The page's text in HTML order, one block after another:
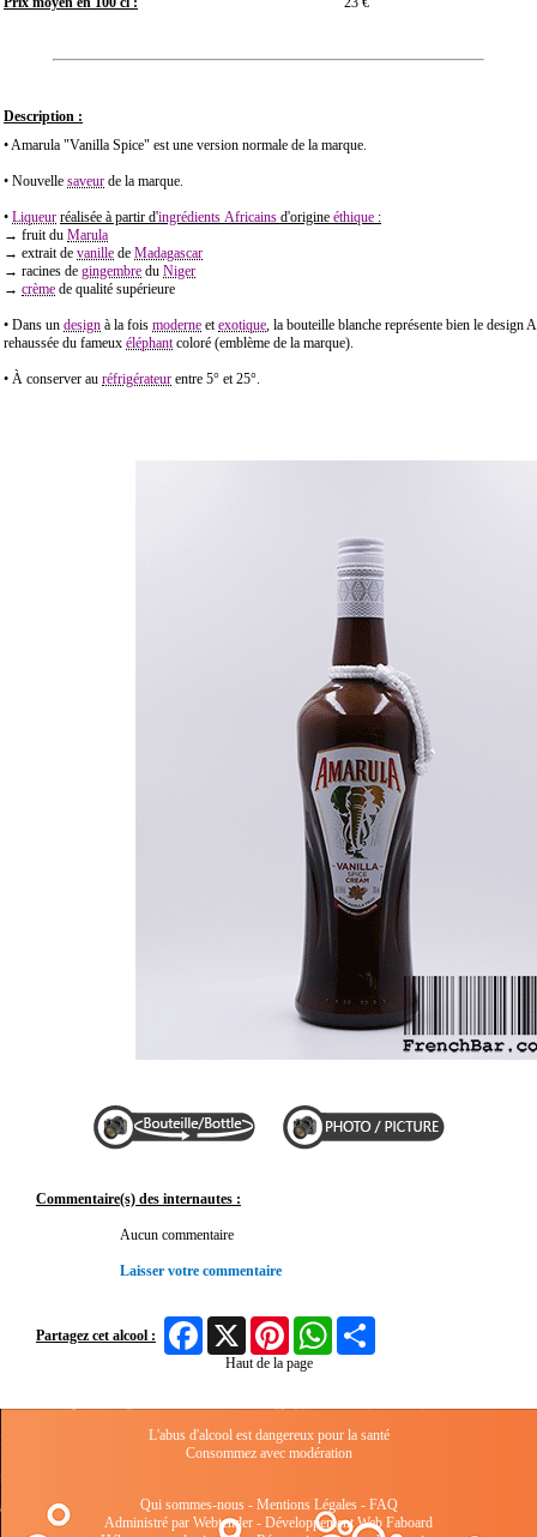
Description :
• Amarula "Vanilla Spice" est une version normale de la marque.
• Nouvelle saveur de la marque.
• Liqueur réalisée à partir d'ingrédients Africains d'origine éthique :
→ fruit du Marula
→ extrait de vanille de Madagascar
→ racines de gingembre du Niger
→ crème de qualité supérieure
• Dans un design à la fois moderne etexotique, la bouteille blanche représente bien le design
rehaussée du fameux éléphantcoloré (emblème de la marque).
• À conserver au réfrigérateur entre 5° et 25°.
Commentaire(s) des internautes :
Aucun commentaire
Laisser votre commentaire
Partagez cet alcool :
FacebookX Pinterest WhatsApp
Haut de la page
L'abus d'alcool est dangereux pour la santé
Consommez avec modération
Qui sommes-nous- Mentions Légales- FAQ
Administré par Webtender - Développement Web Faboard